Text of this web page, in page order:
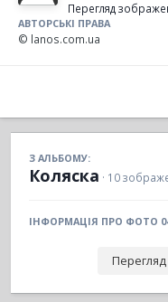
Перегляд
АВТОРСЬКІ ПРАВА
© lanos.com.ua
З АЛЬБОМУ:
Коляска · 10
ІНФОРМАЦІЯ ПРО ФОТО
Перегляд